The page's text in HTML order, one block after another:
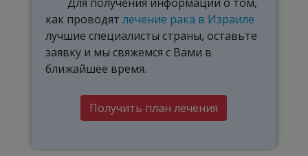
как проводятлечение рака в Израиле
лучшие специалисты страны, оставьте
заявку и мы свяжемся с Вами в
ближайшее время.
Получить план лечения